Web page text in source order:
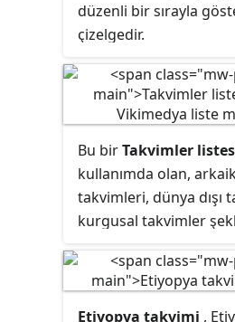
düzenli bir sırayla
çizelgedir.
Bu birTakvimler
kullanımda olan,
takvimleri, dünya dışı
kurgusal takvimler
Etiyopya takvimi ,